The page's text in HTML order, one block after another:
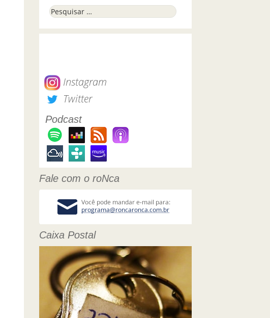
Pesquisar por:
Instagram
Twitter
Podcast
Fale com o roNca
Caixa Postal